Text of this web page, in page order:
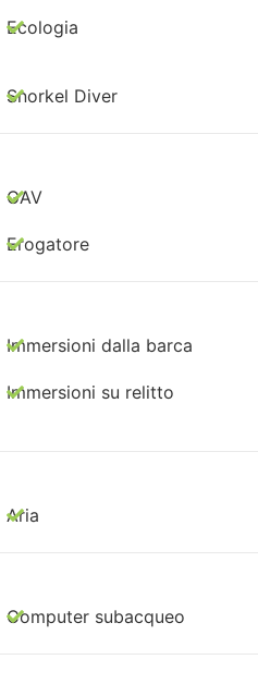
Ecologia
Snorkel Diver
GAV
Erogatore
Immersioni dalla barca
Immersioni su relitto
Aria
Computer subacqueo